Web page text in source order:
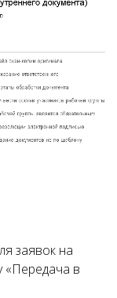
заявок на
«Передача в